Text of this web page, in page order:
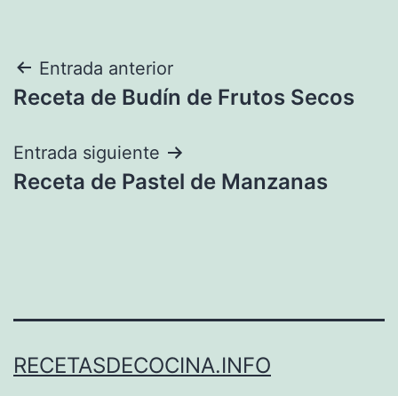
Navegación
de
entradas
Entrada anterior
Receta de Budín de Frutos Secos
Entrada siguiente
Receta de Pastel de Manzanas
RECETASDECOCINA.INFO